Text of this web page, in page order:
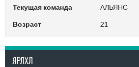
Текущая команда АЛЬЯНС
Возраст 21
ЯРЛХЛ